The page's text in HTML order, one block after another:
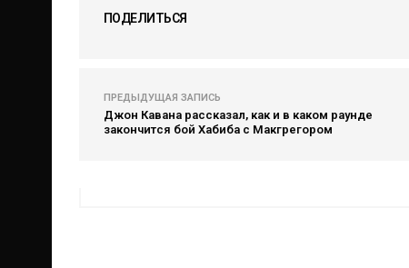
ПОДЕЛИТЬСЯ
ПРЕДЫДУЩАЯ ЗАПИСЬ
Джон Кавана рассказал, как и в каком раунде
закончится бой Хабиба с Макгрегором